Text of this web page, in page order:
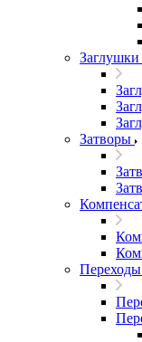
Заглушки
Затворы
Переходы